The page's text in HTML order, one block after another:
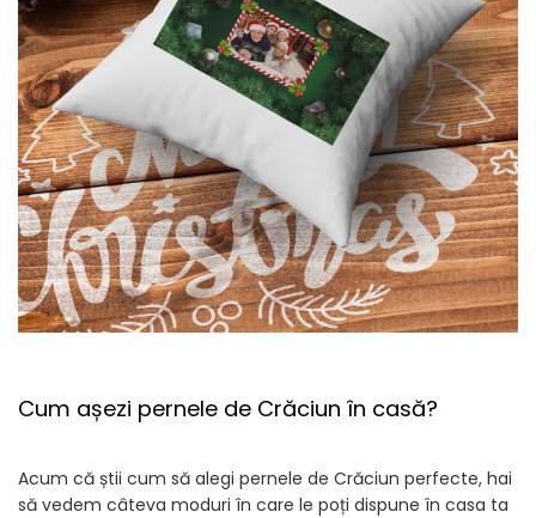
Cum așezi pernele de Crăciun în casă?
Acum că știi cum să alegi pernele de Crăciun perfecte, hai
să vedem câteva moduri în care le poți dispune în casa ta